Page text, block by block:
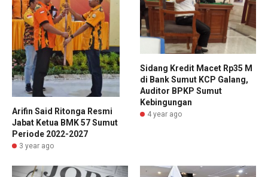
Arifin Said Ritonga Resmi
Jabat Ketua BMK 57 Sumut
Periode 2022-2027
3 year ago
Sidang Kredit Macet Rp35 M
di Bank Sumut KCP Galang,
Auditor BPKP Sumut
Kebingungan
4 year ago